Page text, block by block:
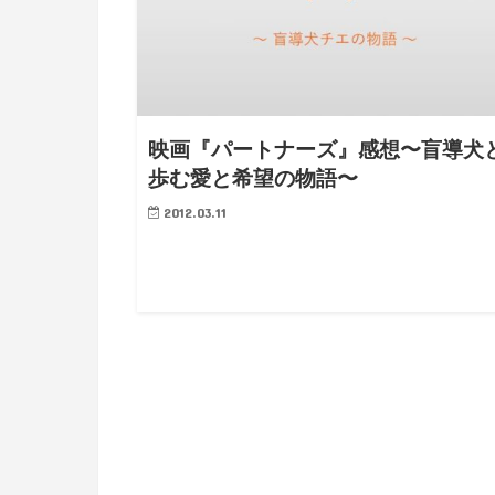
映画『パートナーズ』感想〜盲導犬
歩む愛と希望の物語〜
2012.03.11